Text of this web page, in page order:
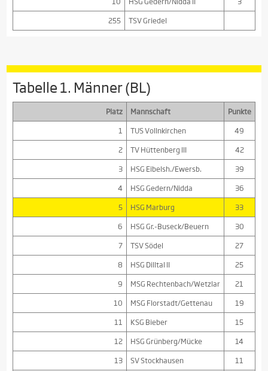
255
TSV Griedel
Tabelle 1. Männer (BL)
Platz Mannschaft
Punkte
1
TUS Vollnkirchen
49
2
TV Hüttenberg III
42
3
HSG Eibelsh./Ewersb.
39
4
HSG Gedern/Nidda
36
5
HSG Marburg
33
6
HSG Gr.-Buseck/Beuern
30
7
TSV Södel
27
8
HSG Dilltal II
25
9
MSG Rechtenbach/Wetzlar
21
10
MSG Florstadt/Gettenau
19
11
KSG Bieber
15
12
HSG Grünberg/Mücke
14
13
SV Stockhausen
11